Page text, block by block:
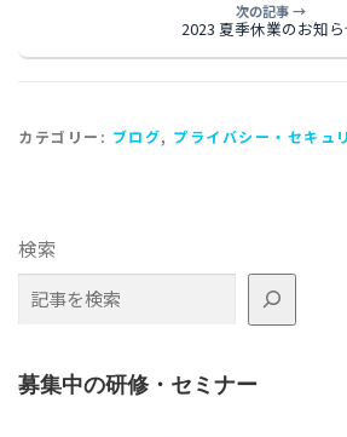
次の記事 →
2023 夏季休業のお知
カテゴリー: ブログ, プライバシー・セキュ
検索
募集中の研修・セミナー